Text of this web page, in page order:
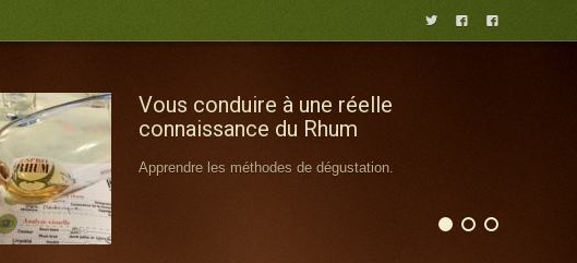
  
Vous conduire à une réelle
connaissance du Rhum
Apprendre les méthodes de dégustation.